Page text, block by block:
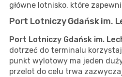
główne lotnisko, które
Port Lotniczy Gdańsk im.
Port Lotniczy Gdańsk im.
dotrzeć do terminalu
punkt wylotowy ma jeden
przelot do celu trwa zazwyczaj